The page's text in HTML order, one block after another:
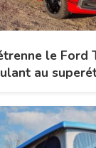
le Ford
au